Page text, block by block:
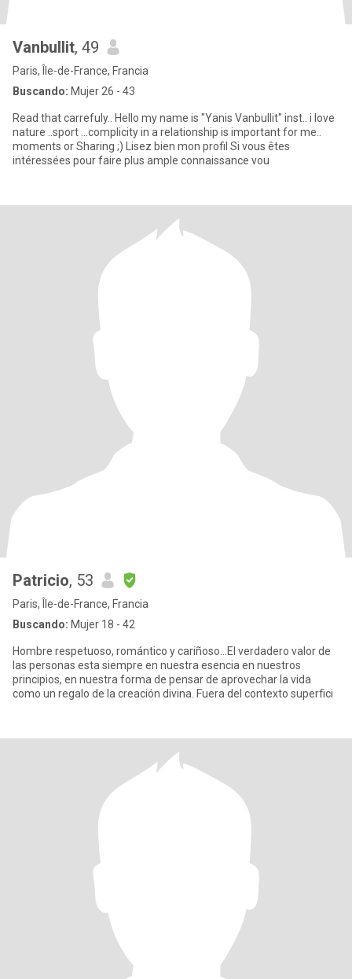
Vanbullit, 49
Paris, Île-de-France, Francia
Buscando: Mujer 26 - 43
Read that carrefuly.. Hello my name is "Yanis Vanbullit" inst.. i love
nature ..sport ...complicity in a relationship is important for me..
moments or Sharing ;) Lisez bien mon profil Si vous êtes
intéressées pour faire plus ample connaissance vou
Patricio, 53
Paris, Île-de-France, Francia
Buscando: Mujer 18 - 42
Hombre respetuoso, romántico y cariñoso...El verdadero valor de
las personas esta siempre en nuestra esencia en nuestros
principios, en nuestra forma de pensar de aprovechar la vida
como un regalo de la creación divina. Fuera del contexto superfici